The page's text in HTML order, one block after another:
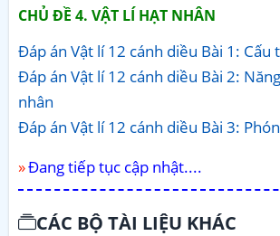
CHỦ ĐỀ 4. VẬT LÍ HẠT NHÂN
Đáp án Vật lí 12 cánh diều Bài 1: Cấu
Đáp án Vật lí 12 cánh diều Bài 2:
nhân
Đáp án Vật lí 12 cánh diều Bài 3:
Đang tiếp tục cập nhật....
CÁC BỘ TÀI LIỆU KHÁC